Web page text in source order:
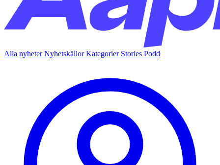
Alla nyheterNyhetskällorKategorier Stories Podd